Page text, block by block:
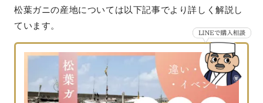
松葉ガニの産地については以下記事でより詳しく解説し
ています。